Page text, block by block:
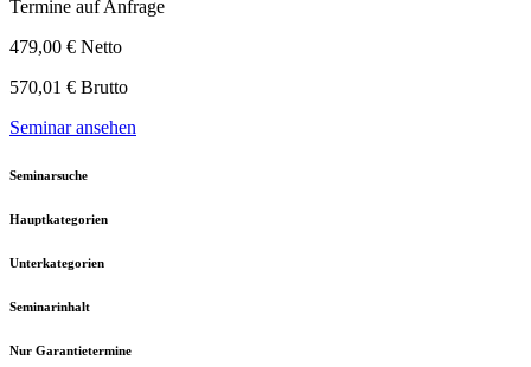
Termine auf Anfrage
479,00 € Netto
570,01 € Brutto
Seminar ansehen
Seminarsuche
Hauptkategorien
Unterkategorien
Seminarinhalt
Nur Garantietermine